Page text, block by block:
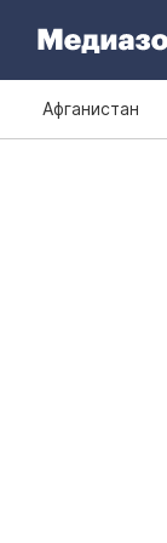
Афганистан